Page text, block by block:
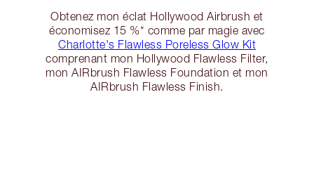
Obtenez mon éclat Hollywood Airbrush et
économisez 15 %* comme par magie avec
Charlotte's Flawless Poreless Glow Kit
comprenant mon Hollywood Flawless Filter,
mon AIRbrush Flawless Foundation et mon
AIRbrush Flawless Finish.